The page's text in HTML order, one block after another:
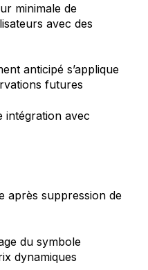
minimale de
avec des
anticipé s’applique
futures
intégration avec
après suppression de
du symbole
dynamiques